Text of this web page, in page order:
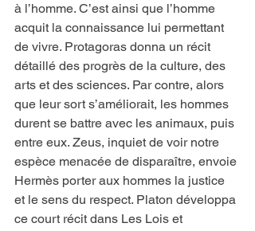
à l’homme. C’est ainsi que l’homme
acquit la connaissance lui permettant
de vivre. Protagoras donna un récit
détaillé des progrès de la culture, des
arts et des sciences. Par contre, alors
que leur sort s’améliorait, les hommes
durent se battre avec les animaux, puis
entre eux. Zeus, inquiet de voir notre
espèce menacée de disparaître, envoie
Hermès porter aux hommes la justice
et le sens du respect. Platon développa
ce court récit dans Les Lois et